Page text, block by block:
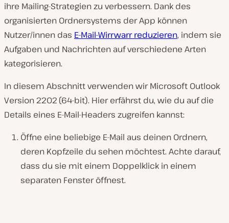
ihre Mailing-Strategien zu verbessern. Dank des
organisierten Ordnersystems der App können
Nutzer/innen das E-Mail-Wirrwarr reduzieren, indem sie
Aufgaben und Nachrichten auf verschiedene Arten
kategorisieren.
In diesem Abschnitt verwenden wir Microsoft Outlook
Version 2202 (64-bit). Hier erfährst du, wie du auf die
Details eines E-Mail-Headers zugreifen kannst:
Öffne eine beliebige E-Mail aus deinen Ordnern,
deren Kopfzeile du sehen möchtest. Achte darauf,
dass du sie mit einem Doppelklick in einem
separaten Fenster öffnest.